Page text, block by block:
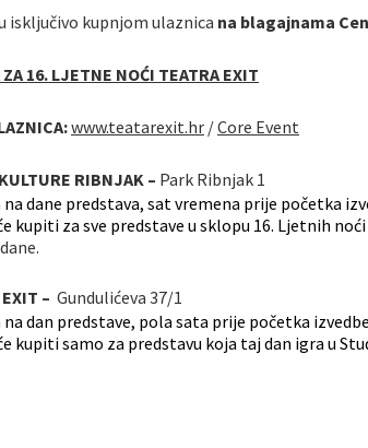
isključivo kupnjom ulaznica na blagajnama
16. LJETNE NOĆI TEATRA EXIT
www.teatarexit.hr /Core Event
RIBNJAK – Park Ribnjak 1
dane predstava, sat vremena prije početka
kupiti za sve predstave u sklopu 16. Ljetnih
– Gundulićeva 37/1
dan predstave, pola sata prije početka
kupiti samo za predstavu koja taj dan igra u